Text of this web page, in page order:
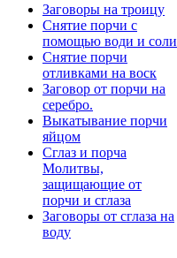
Заговоры на троицу
Снятие порчи с
помощью води и соли
Снятие порчи
отливками на воск
Заговор от порчи на
серебро.
Выкатывание порчи
яйцом
Сглаз и порча
Молитвы,
защищающие от
порчи и сглаза
Заговоры от сглаза на
воду